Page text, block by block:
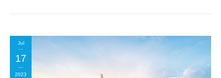
Jul
17
2023